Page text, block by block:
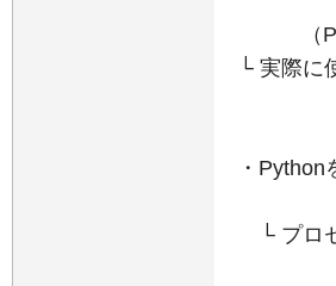
└ 実際に
・Python
└ プロ